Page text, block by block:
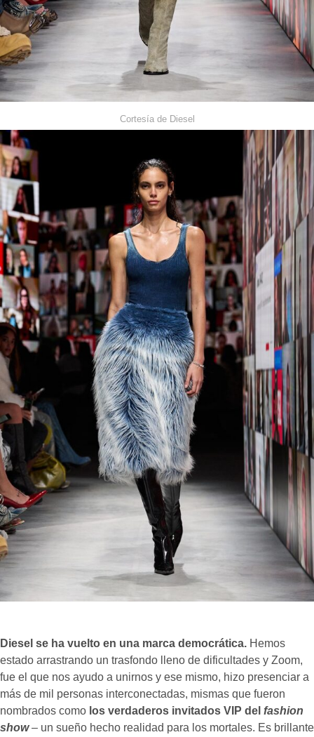
Cortesía de Diesel
Diesel se ha vuelto en una marca democrática. Hemos
estado arrastrando un trasfondo lleno de dificultades y Zoom,
fue el que nos ayudo a unirnos y ese mismo, hizo presenciar a
más de mil personas interconectadas, mismas que fueron
nombrados como los verdaderos invitados VIP del fashion
show– un sueño hecho realidad para los mortales. Es brillante